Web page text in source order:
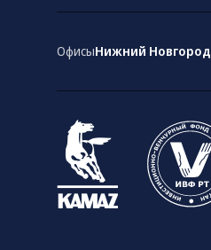
ОфисыНижний Новгород